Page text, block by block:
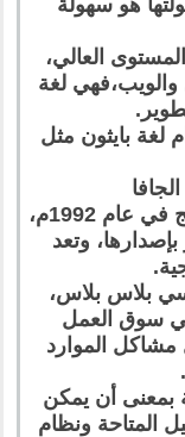
العالي،
لغة
لغة بايثون مثل
تم ابتكارها عن طريق جيمس جوسلينج في عام 1992م،
وتعد
بلاس بلاس،
سوق العمل
مشاكل الموارد
بمعنى أن يمكن
المتاحة ونظام